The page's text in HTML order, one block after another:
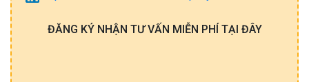
ĐĂNG KÝ NHẬN TƯ VẤN MIỄN PHÍ TẠI ĐÂY